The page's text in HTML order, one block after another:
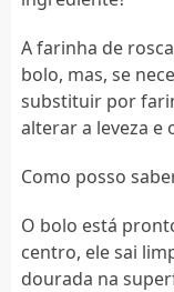
A farinha de
bolo, mas, se
substituir por
alterar a leveza e
Como posso
O bolo está
centro, ele sai
dourada na